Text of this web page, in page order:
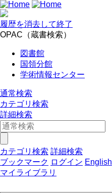
履歴を消去して終了
OPAC（蔵書検索）
図書館
国領分館
学術情報センター
通常検索
カテゴリ検索
詳細検索
カテゴリ検索 詳細検索
ブックマーク ログイン English
マイライブラリ